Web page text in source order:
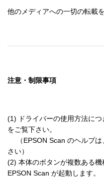
他のメディアへの一切の転載
注意・制限事項
(1) ドライバーの使用方法に
をご覧下さい。
（EPSON Scan のヘルプは
さい）
(2) 本体のボタンが複数ある
EPSON Scan が起動します。